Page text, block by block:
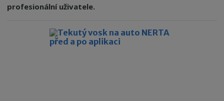
profesionální uživatele.